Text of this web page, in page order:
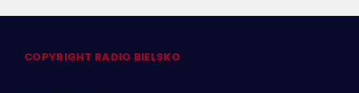
COPYRIGHT RADIO BIELSKO